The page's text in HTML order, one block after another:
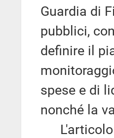
Guardia di
pubblici,
definire il
spese e di
nonché la
L'articolo